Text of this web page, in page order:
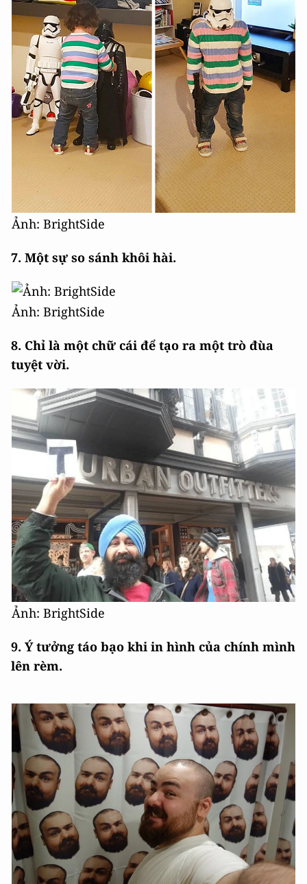
Ảnh: BrightSide
7. Một sự so sánh khôi hài.
Ảnh: BrightSide
8. Chỉ là một chữ cái để tạo ra một trò đùa
tuyệt vời.
Ảnh: BrightSide
9. Ý tưởng táo bạo khi in hình của chính mình
lên rèm.